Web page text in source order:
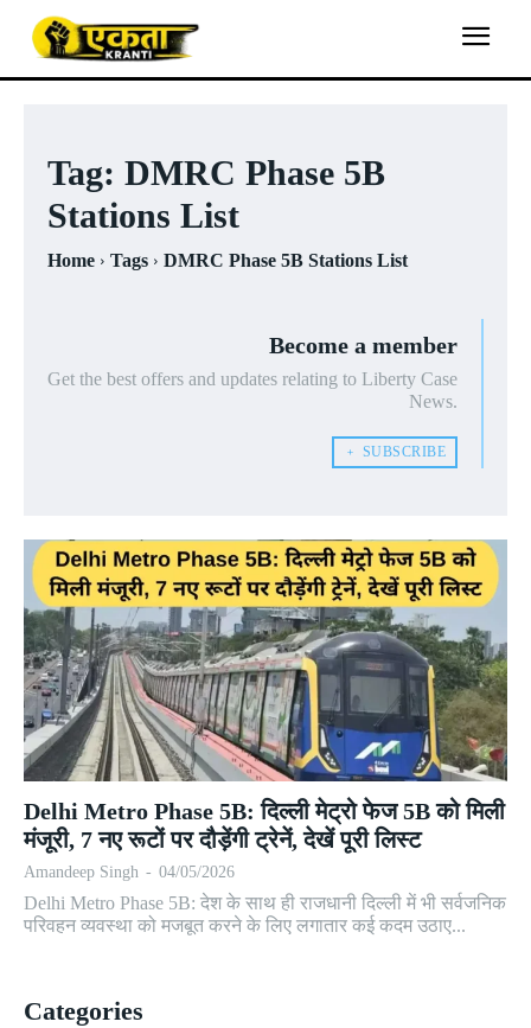
Tag: DMRC Phase 5B
Stations List
Home Tags DMRC Phase 5B Stations List
Become a member
Get the best offers and updates relating to Liberty Case
News.
﹢ SUBSCRIBE
Delhi Metro Phase 5B: दिल्ली मेट्रो फेज 5B को मिली
मंजूरी, 7 नए रूटों पर दौड़ेंगी ट्रेनें, देखें पूरी लिस्ट
Amandeep Singh - 04/05/2026
Delhi Metro Phase 5B: देश के साथ ही राजधानी दिल्ली में भी सर्वजनिक
परिवहन व्यवस्था को मजबूत करने के लिए लगातार कई कदम उठाए...
Categories